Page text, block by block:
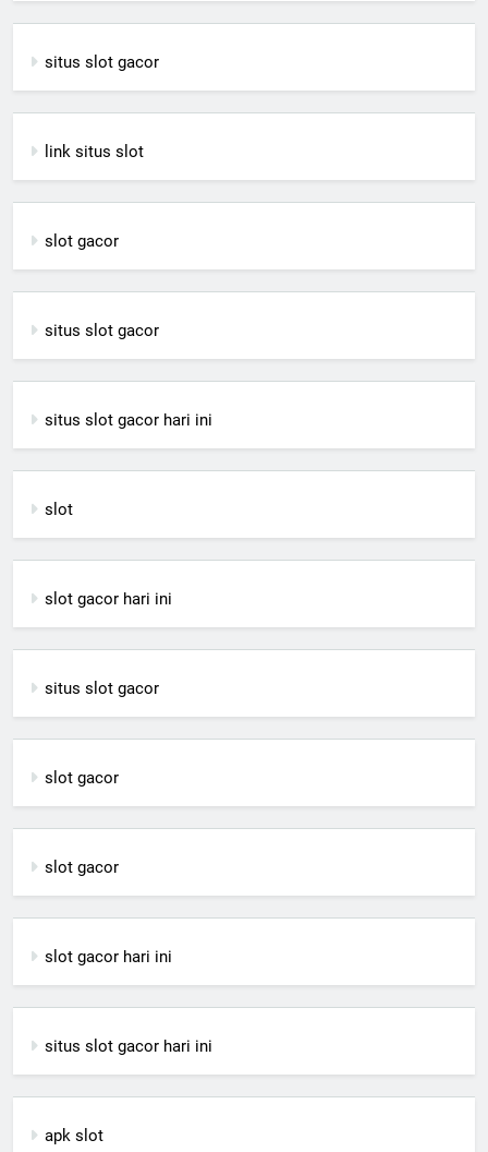
situs slot gacor
link situs slot
slot gacor
situs slot gacor
situs slot gacor hari ini
slot
slot gacor hari ini
situs slot gacor
slot gacor
slot gacor
slot gacor hari ini
situs slot gacor hari ini
apk slot